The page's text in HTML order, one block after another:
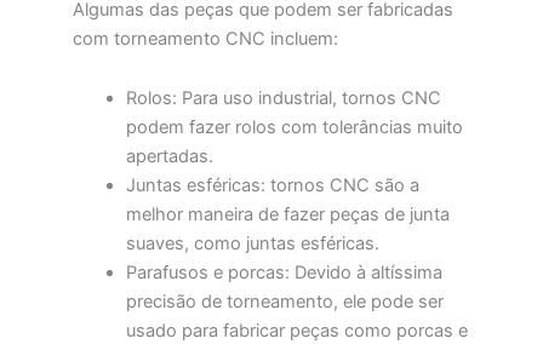
Algumas das peças que podem ser fabricadas
com torneamento CNC incluem:
Rolos: Para uso industrial, tornos CNC
podem fazer rolos com tolerâncias muito
apertadas.
Juntas esféricas: tornos CNC são a
melhor maneira de fazer peças de junta
suaves, como juntas esféricas.
Parafusos e porcas: Devido à altíssima
precisão de torneamento, ele pode ser
usado para fabricar peças como porcas e